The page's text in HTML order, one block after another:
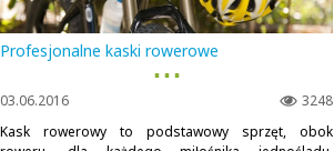
Profesjonalne kaski rowerowe
▪ ▪ ▪
3248
03.06.2016
Kask rowerowy to podstawowy sprzęt, obok